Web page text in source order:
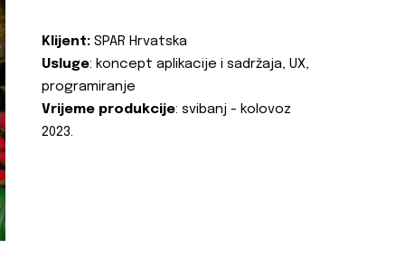
Klijent: SPAR Hrvatska
Usluge: koncept aplikacije i sadržaja, UX,
programiranje
Vrijeme produkcije: svibanj - kolovoz
2023.